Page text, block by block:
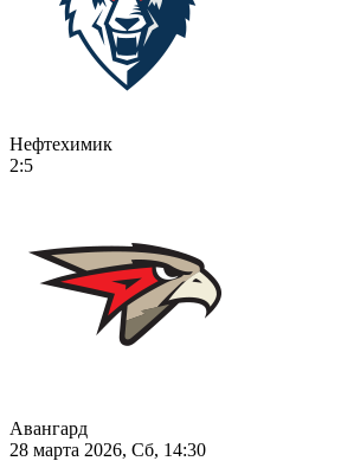
Нефтехимик
2:5
Авангард
28 марта 2026, Сб, 14:30